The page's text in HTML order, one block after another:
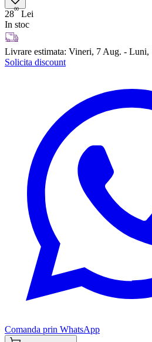
2800 Lei
In stoc
Livrare estimata: Vineri, 7 Aug. - Luni,
Solicita discount
Comanda prin WhatsApp